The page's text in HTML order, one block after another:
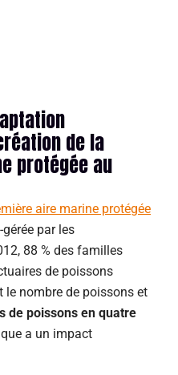
de la
protégée au
aire marine protégée
gérée par les
88 % des familles
de poissons
nombre de poissons et
de poissons en quatre
a un impact